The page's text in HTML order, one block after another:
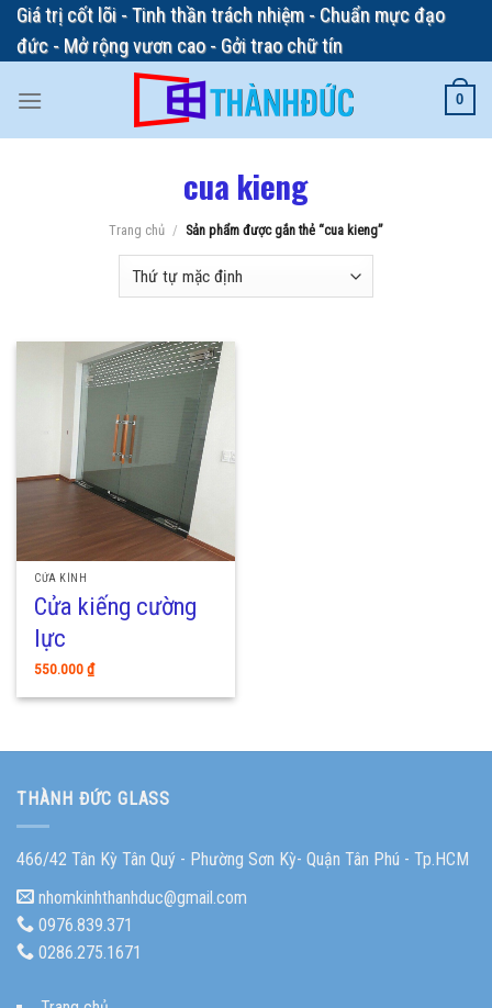
Skip
content
Giá trị cốt lõi - Tinh thần trách nhiệm - Chuẩn mực đạo
đức - Mở rộng vươn cao - Gởi trao chữ tín
0
cua kieng
Trang chủ / Sản phẩm được gắn thẻ “cua kieng”
CỬA KÍNH
Cửa kiếng cường
lực
550.000₫
THÀNH ĐỨC GLASS
466/42 Tân Kỳ Tân Quý - Phường Sơn Kỳ- Quận Tân Phú - Tp.HCM
nhomkinhthanhduc@gmail.com
0976.839.371
0286.275.1671